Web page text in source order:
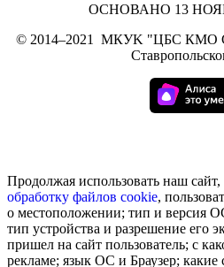
ОСНОВАНО 13
© 2014–2021
МКУK "ЦБС КМО
Продолжая использовать наш сайт,
обработку файлов cookie,
о местоположении; тип и версия
тип устройства и разрешение его
пришел на сайт пользователь; с
рекламе; язык ОС и Браузер;